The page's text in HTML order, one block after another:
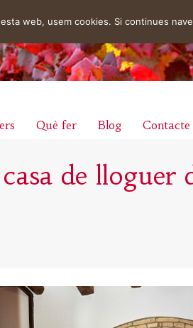
Què fer Blog Contacte
de lloguer
web, usem cookies. Si continues